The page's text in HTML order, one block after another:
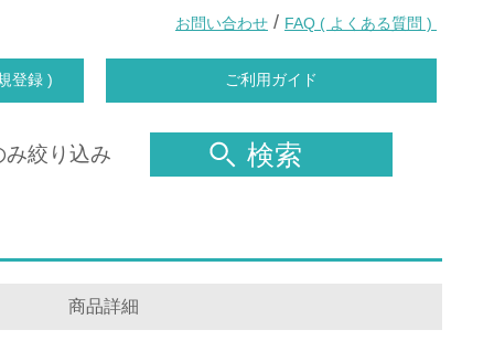
お問い合わせ / FAQ ( よくある質問 )
登録 ) ご利用ガイド
み絞り込み 検索
商品詳細